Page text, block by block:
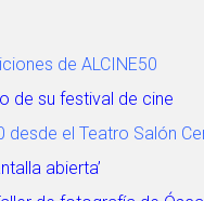
de ALCINE50
de su festival de cine
el Teatro Salón
abierta’